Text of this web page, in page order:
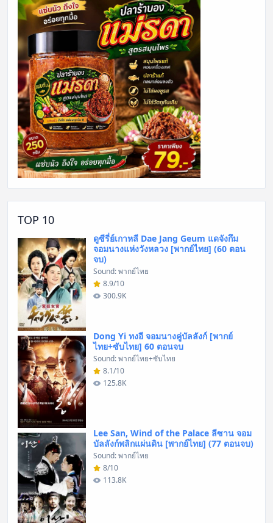
TOP 10
ดูซีรี่ย์เกาหลี Dae Jang Geum แดจังกึม
จอมนางแห่งวังหลวง [พากย์ไทย] (60 ตอน
จบ)
Sound: พากย์ไทย
8.9/10
300.9K
Dong Yi ทงอี จอมนางคู่บัลลังก์ [พากย์
ไทย+ซับไทย] 60 ตอนจบ
Sound: พากย์ไทย+ซับไทย
8.1/10
125.8K
Lee San, Wind of the Palace ลีซาน จอม
บัลลังก์พลิกแผ่นดิน [พากย์ไทย] (77 ตอนจบ)
Sound: พากย์ไทย
8/10
113.8K